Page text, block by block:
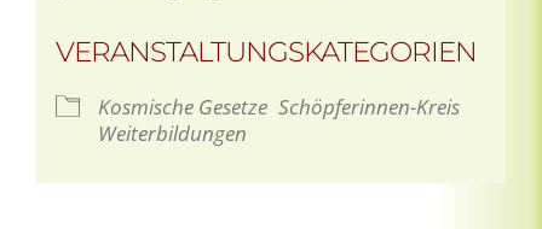
VERANSTALTUNGSKATEGORIEN
Kosmische Gesetze Schöpferinnen-Kreis
Weiterbildungen